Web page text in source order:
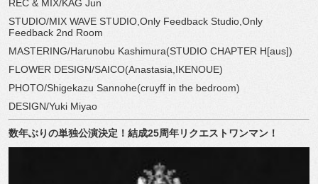
REC & MIX/KAG Jun
STUDIO/MIX WAVE STUDIO,Only Feedback Studio,Only
Feedback 2nd Room
MASTERING/Harunobu Kashimura(STUDIO CHAPTER H[aus])
FLOWER DESIGN/SAICO(Anastasia,IKENOUE)
PHOTO/Shigekazu Sannohe(cruyff in the bedroom)
DESIGN/Yuki Miyao
数年ぶりの単独公演決定！結成25周年リクエストワンマン！